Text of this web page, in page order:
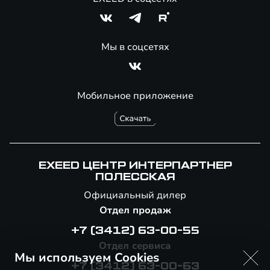
Мобильное приложение
Мы в соцсетях
EXEED ЦЕНТР ИНТЕРПАРТНЕР
ПОЛЕССКАЯ
Официальный дилер
Отдел продаж
+7 (3412) 63-00-55
Отдел сервиса
+7 (3412) 63-00-63
Мы используем Cookies